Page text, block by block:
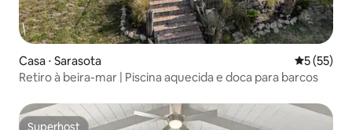
Casa ⋅ Sarasota 5 de uma
5 (55)
Retiro à beira-mar | Piscina aquecida e doca para barcos
Superhost